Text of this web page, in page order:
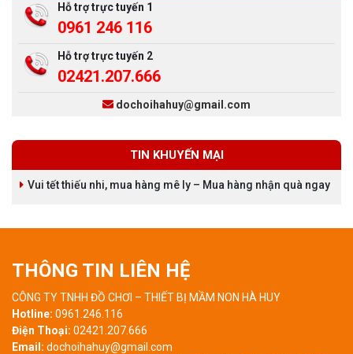
Hỗ trợ trực tuyến 1
0961 246 116
Hỗ trợ trực tuyến 2
02421.207.666
dochoihahuy@gmail.com
TIN KHUYẾN MẠI
Vui tết thiếu nhi, mua hàng mê ly – Mua hàng nhận quà ngay
THÔNG TIN LIÊN HỆ
CÔNG TY TNHH ĐỒ CHƠI – THIẾT BỊ MẦM NON HÀ HUY
Hotline: 0961.246.116
Điện Thoại: 02421.207.666
Email: dochoihahuy@gmail.com